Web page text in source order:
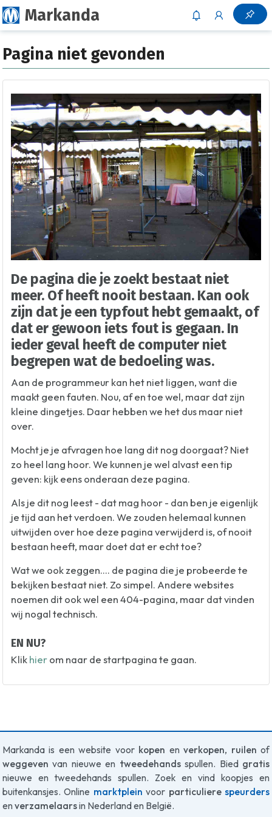
Markanda
Pagina niet gevonden
De pagina die je zoekt bestaat niet
meer. Of heeft nooit bestaan. Kan ook
zijn dat je een typfout hebt gemaakt, of
dat er gewoon iets fout is gegaan. In
ieder geval heeft de computer niet
begrepen wat de bedoeling was.
Aan de programmeur kan het niet liggen, want die
maakt geen fauten. Nou, af en toe wel, maar dat zijn
kleine dingetjes. Daar hebben we het dus maar niet
over.
Mocht je je afvragen hoe lang dit nog doorgaat? Niet
zo heel lang hoor. We kunnen je wel alvast een tip
geven: kijk eens onderaan deze pagina.
Als je dit nog leest - dat mag hoor - dan ben je eigenlijk
je tijd aan het verdoen. We zouden helemaal kunnen
uitwijden over hoe deze pagina verwijderd is, of nooit
bestaan heeft, maar doet dat er echt toe?
Wat we ook zeggen.... de pagina die je probeerde te
bekijken bestaat niet. Zo simpel. Andere websites
noemen dit ook wel een 404-pagina, maar dat vinden
wij nogal technisch.
EN NU?
Klik hier om naar de startpagina te gaan.
Markanda is een website voor kopen enverkopen, ruilen of
weggeven van nieuwe en tweedehandsspullen. Bied gratis
nieuwe en tweedehands spullen. Zoek en vind koopjes en
buitenkansjes. Online marktplein voor particulierespeurders
en verzamelaarsin Nederland en België.